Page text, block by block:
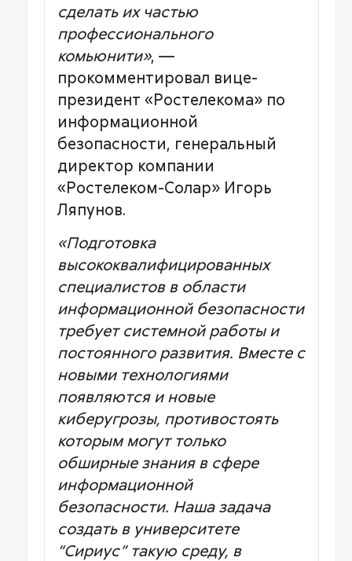
сделать их частью
профессионального
комьюнити», —
прокомментировал вице-
президент «Ростелекома» по
информационной
безопасности, генеральный
директор компании
«Ростелеком-Солар» Игорь
Ляпунов.
«Подготовка
высококвалифицированных
специалистов в области
информационной безопасности
требует системной работы и
постоянного развития. Вместе с
новыми технологиями
появляются и новые
киберугрозы, противостоять
которым могут только
обширные знания в сфере
информационной
безопасности. Наша задача
создать в университете
“Сириус” такую среду, в